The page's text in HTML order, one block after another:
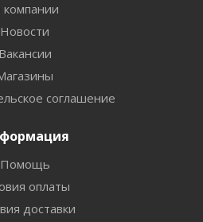
Новости
Вакансии
соглашение
Помощь
оплаты
доставки